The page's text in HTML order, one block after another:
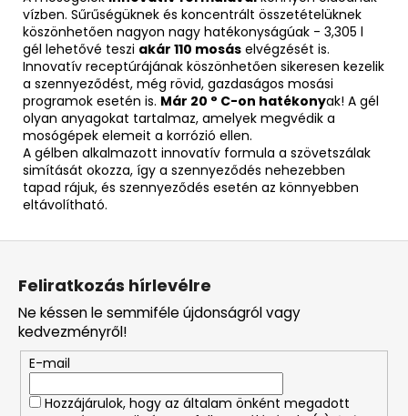
vízben. Sűrűségüknek és koncentrált összetételüknek
köszönhetően nagyon nagy hatékonyságúak - 3,305 l
gél lehetővé teszi akár 110 mosás elvégzését is.
Innovatív receptúrájának köszönhetően sikeresen kezelik
a szennyeződést, még rövid, gazdaságos mosási
programok esetén is. Már 20 ° C-on hatékonyak! A gél
olyan anyagokat tartalmaz, amelyek megvédik a
mosógépek elemeit a korrózió ellen.
A gélben alkalmazott innovatív formula a szövetszálak
simítását okozza, így a szennyeződés nehezebben
tapad rájuk, és szennyeződés esetén az könnyebben
eltávolítható.
L
Feliratkozás hírlevélre
Ne késsen le semmiféle újdonságról vagy
kedvezményről!
E-mail
Hozzájárulok, hogy az általam önként megadott